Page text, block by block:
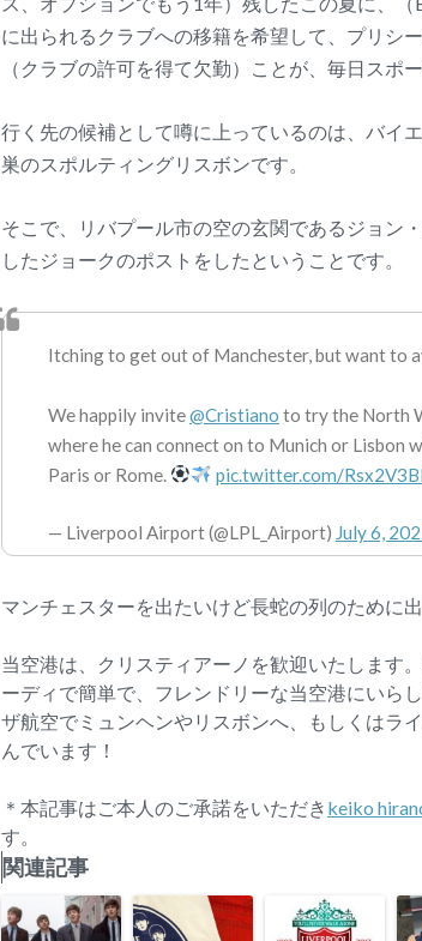
に出られるクラブへの移籍を希望して、プリシ
（クラブの許可を得て欠勤）ことが、毎日スポ
行く先の候補として噂に上っているのは、バイ
巣のスポルティングリスボンです。
そこで、リバプール市の空の玄関であるジョン
したジョークのポストをしたということです。
Itching to get out of Manchester, but want to
We happily invite@Cristiano to try the North
where he can connect on to Munich or Lisbon
Paris or Rome.
pic.twitter.com/
— Liverpool Airport (@LPL_Airport) July 6,
マンチェスターを出たいけど長蛇の列のために
当空港は、クリスティアーノを歓迎いたします
ーディで簡単で、フレンドリーな当空港にいら
ザ航空でミュンヘンやリスボンへ、もしくはラ
んでいます！
＊本記事はご本人のご承諾をいただき keiko
す。
関連記事